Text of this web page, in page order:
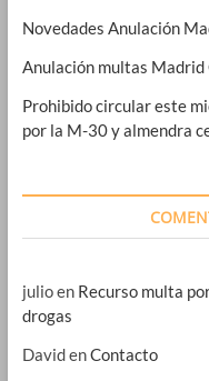
Novedades Anulación
Anulación multas Madrid
Prohibido circular este
por la M-30 y almendra
julioen Recurso multa
drogas
DavidenContacto